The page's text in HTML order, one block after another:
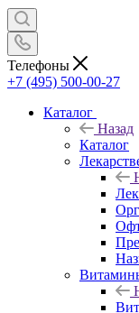
Телефоны
+7 (495) 500-00-27
Каталог
Назад
Каталог